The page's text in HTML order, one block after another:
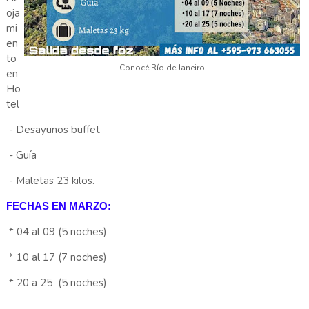
Conocé Río de Janeiro
oja
mi
en
to
en
Ho
tel
- Desayunos buffet
- Guía
- Maletas 23 kilos.
FECHAS EN MARZO:
* 04 al 09 (5 noches)
* 10 al 17 (7 noches)
* 20 a 25 (5 noches)